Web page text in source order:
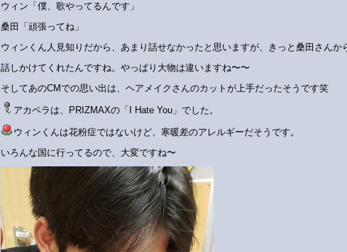
ウィン「僕、歌やってるんです」
桑田「頑張ってね」
ウィンくん人見知りだから、あまり話せなかったと思いますが、きっと桑田さんか
話しかけてくれたんですね。やっぱり大物は違いますね〜〜
そしてあのCMでの思い出は、ヘアメイクさんのカットが上手だったそうです笑
アカペラは、PRIZMAXの「I Hate You」でした。
ウィンくんは花粉症ではないけど、寒暖差のアレルギーだそうです。
いろんな国に行ってるので、大変ですね〜